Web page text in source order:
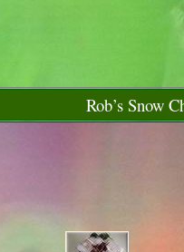
Rob’s Snow